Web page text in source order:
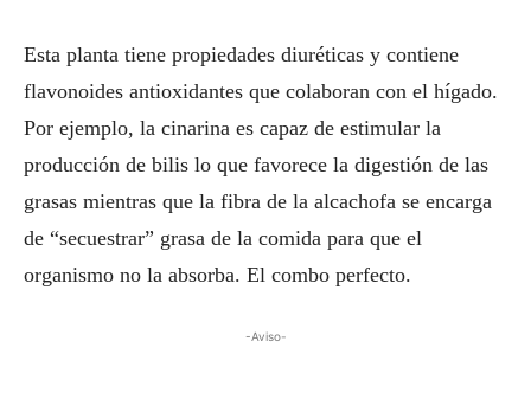
Esta planta tiene propiedades diuréticas y contiene
flavonoides antioxidantes que colaboran con el hígado.
Por ejemplo, la cinarina es capaz de estimular la
producción de bilis lo que favorece la digestión de las
grasas mientras que la fibra de la alcachofa se encarga
de “secuestrar” grasa de la comida para que el
organismo no la absorba. El combo perfecto.
-Aviso-